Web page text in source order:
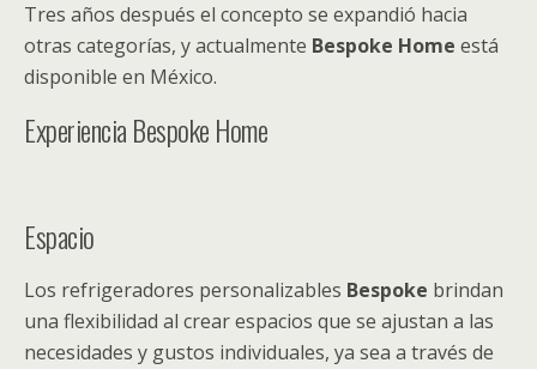
Tres años después el concepto se expandió hacia
otras categorías, y actualmente Bespoke Home está
disponible en México.
Experiencia Bespoke Home
Espacio
Los refrigeradores personalizables Bespoke brindan
una flexibilidad al crear espacios que se ajustan a las
necesidades y gustos individuales, ya sea a través de